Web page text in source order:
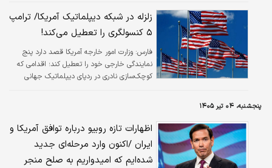
آمریکایی «نیویورک پست» در خبری اختصاصی
گزارش داد جانی اینفانتینو در پی افزایش فشارها
برای استعفایش به دلیل تلاش جهت واگذاری
بخشی از سهام جام‌جهانی به شرکت سرمایه‌گذاری
خصوصی جاش کوشنر برادر کوچک‌تر جرد کوشنر
(داماد ترامپ) دست به دامن دولت ترامپ شده تا
زلزله در شبکه دیپلماتیک آمریکا/ ترامپ
۵ کنسولگری را تعطیل می‌کند!
فارس: وزارت امور خارجه آمریکا قصد دارد پنج
نمایندگی خارجی خود را تعطیل کند؛ اقدامی که
کوچک‌سازی نادری در ردپای دیپلماتیک جهانی
پنجشنبه، ۰۴ تیر ۱۴۰۵
اظهارات تازه روبیو درباره توافق آمریکا و
ایران /اکنون وارد مرحله‌ای جدید
شده‌ایم که امیدواریم به صلح منجر